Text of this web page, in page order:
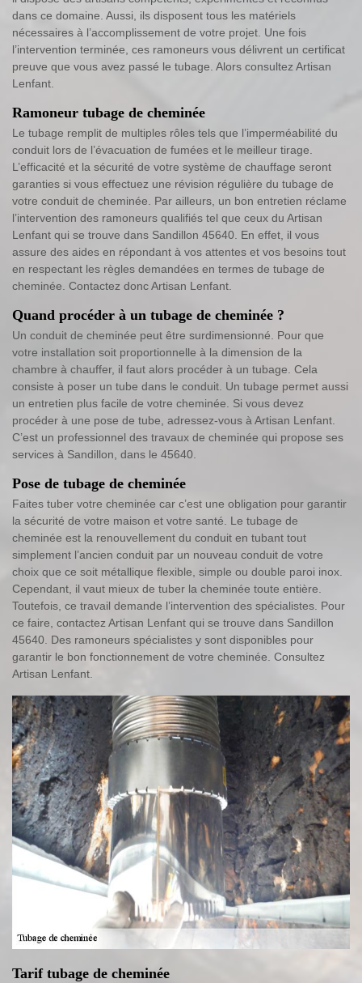
dans ce domaine. Aussi, ils disposent tous les matériels
nécessaires à l’accomplissement de votre projet. Une fois
l’intervention terminée, ces ramoneurs vous délivrent un certificat
preuve que vous avez passé le tubage. Alors consultez Artisan
Lenfant.
Ramoneur tubage de cheminée
Le tubage remplit de multiples rôles tels que l’imperméabilité du
conduit lors de l’évacuation de fumées et le meilleur tirage.
L’efficacité et la sécurité de votre système de chauffage seront
garanties si vous effectuez une révision régulière du tubage de
votre conduit de cheminée. Par ailleurs, un bon entretien réclame
l’intervention des ramoneurs qualifiés tel que ceux du Artisan
Lenfant qui se trouve dans Sandillon 45640. En effet, il vous
assure des aides en répondant à vos attentes et vos besoins tout
en respectant les règles demandées en termes de tubage de
cheminée. Contactez donc Artisan Lenfant.
Quand procéder à un tubage de cheminée ?
Un conduit de cheminée peut être surdimensionné. Pour que
votre installation soit proportionnelle à la dimension de la
chambre à chauffer, il faut alors procéder à un tubage. Cela
consiste à poser un tube dans le conduit. Un tubage permet aussi
un entretien plus facile de votre cheminée. Si vous devez
procéder à une pose de tube, adressez-vous à Artisan Lenfant.
C’est un professionnel des travaux de cheminée qui propose ses
services à Sandillon, dans le 45640.
Pose de tubage de cheminée
Faites tuber votre cheminée car c’est une obligation pour garantir
la sécurité de votre maison et votre santé. Le tubage de
cheminée est la renouvellement du conduit en tubant tout
simplement l’ancien conduit par un nouveau conduit de votre
choix que ce soit métallique flexible, simple ou double paroi inox.
Cependant, il vaut mieux de tuber la cheminée toute entière.
Toutefois, ce travail demande l’intervention des spécialistes. Pour
ce faire, contactez Artisan Lenfant qui se trouve dans Sandillon
45640. Des ramoneurs spécialistes y sont disponibles pour
garantir le bon fonctionnement de votre cheminée. Consultez
Artisan Lenfant.
Tarif tubage de cheminée